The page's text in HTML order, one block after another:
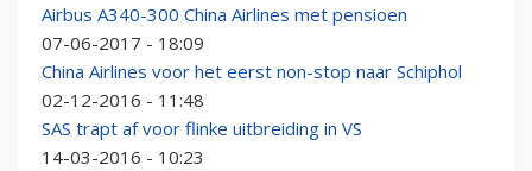
Airbus A340-300 China Airlines met pensioen
07-06-2017 - 18:09
China Airlines voor het eerst non-stop naar Schiphol
02-12-2016 - 11:48
SAS trapt af voor flinke uitbreiding in VS
14-03-2016 - 10:23